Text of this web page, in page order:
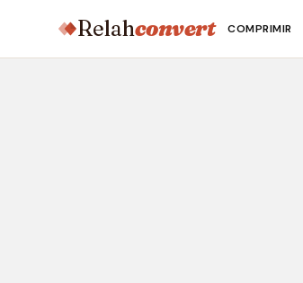
Relahconvert COMPRIMIR